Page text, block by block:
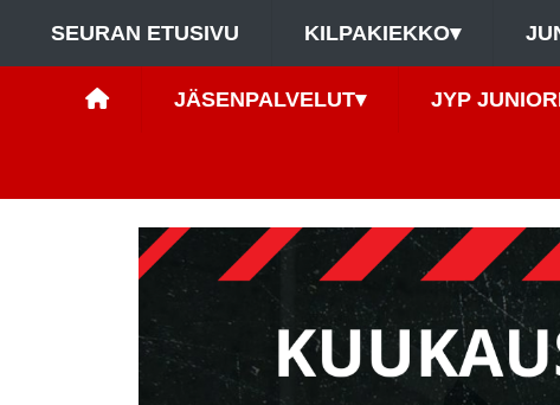
SEURAN ETUSIVU KILPAKIEKKO▾
JÄSENPALVELUT▾ JYP